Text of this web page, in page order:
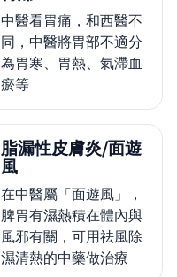
中醫看胃痛，和西醫不
同，中醫將胃部不適分
為胃寒、胃熱、氣滯血
瘀等
脂漏性皮膚炎/面遊
風
在中醫屬「面遊風」，
脾胃有濕熱積在體內與
風邪有關，可用祛風除
濕清熱的中藥做治療